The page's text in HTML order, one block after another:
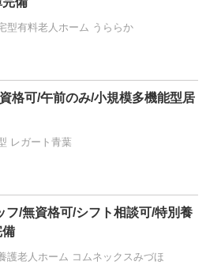
型有料老人ホーム うららか
格可/午前のみ/小規模多機能型居
レガート青葉
フ/無資格可/シフト相談可/特別養
備
護老人ホーム コムネックスみづほ